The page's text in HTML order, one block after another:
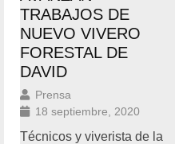
TRABAJOS DE
NUEVO VIVERO
FORESTAL DE
DAVID
Prensa
18 septiembre, 2020
Técnicos y viverista de la